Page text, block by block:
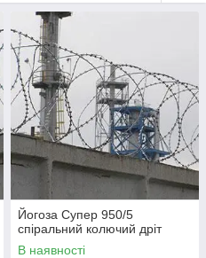
Йогоза Супер 950/5
спіральний колючий дріт
В наявності